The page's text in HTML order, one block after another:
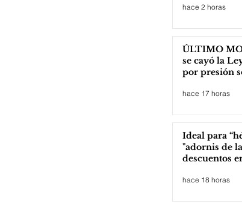
hace 2 horas
ÚLTIMO
se cayó la
por presión
hace 17 horas
Ideal para
"adornis de
descuentos
hace 18 horas